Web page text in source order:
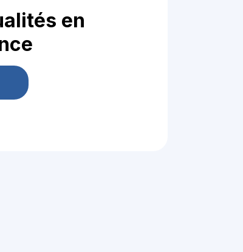
en